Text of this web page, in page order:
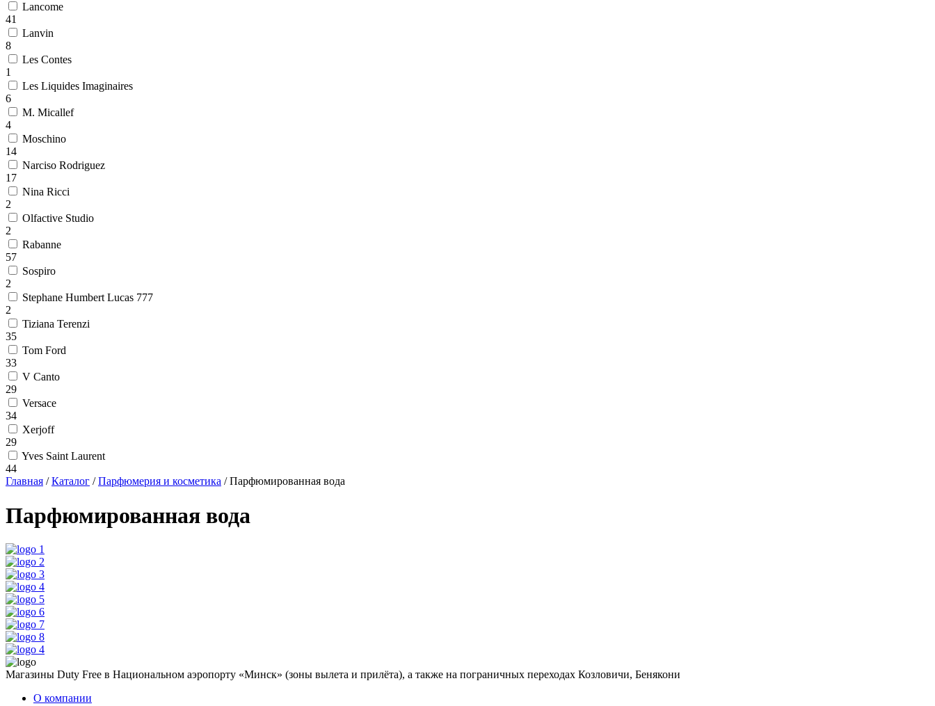
Lancome
41
Lanvin
8
Les Contes
1
Les Liquides Imaginaires
6
M. Micallef
4
Moschino
14
Narciso Rodriguez
17
Nina Ricci
2
Olfactive Studio
2
Rabanne
57
Sospiro
2
Stephane Humbert Lucas 777
2
Tiziana Terenzi
35
Tom Ford
33
V Canto
29
Versace
34
Xerjoff
29
Yves Saint Laurent
44
Главная /Каталог /Парфюмерия и косметика /Парфюмированная вода
Парфюмированная вода
Магазины Duty Free в Национальном аэропорту «Минск» (зоны вылета и прилёта), а также на пограничных переходах Козловичи, Бенякони
О компании